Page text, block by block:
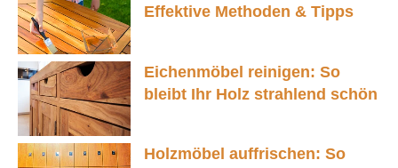
Effektive Methoden & Tipps
Eichenmöbel reinigen: So
bleibt Ihr Holz strahlend schön
Holzmöbel auffrischen: So